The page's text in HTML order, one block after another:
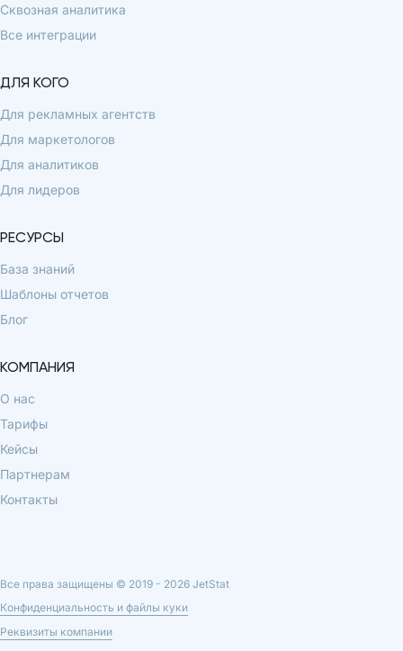
Сквозная аналитика
Все интеграции
ДЛЯ КОГО
Для рекламных агентств
Для маркетологов
Для аналитиков
Для лидеров
РЕСУРСЫ
База знаний
Шаблоны отчетов
Блог
КОМПАНИЯ
О нас
Тарифы
Кейсы
Партнерам
Контакты
Все права защищены © 2019 - 2026 JetStat
Конфиденциальность и файлы куки
Реквизиты компании